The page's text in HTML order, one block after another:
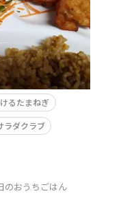
るたまねぎ
ラダクラブ
のおうちごはん